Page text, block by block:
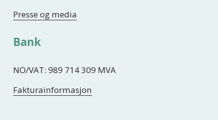
Presse og media
Bank
NO/VAT: 989 714 309 MVA
Fakturainformasjon